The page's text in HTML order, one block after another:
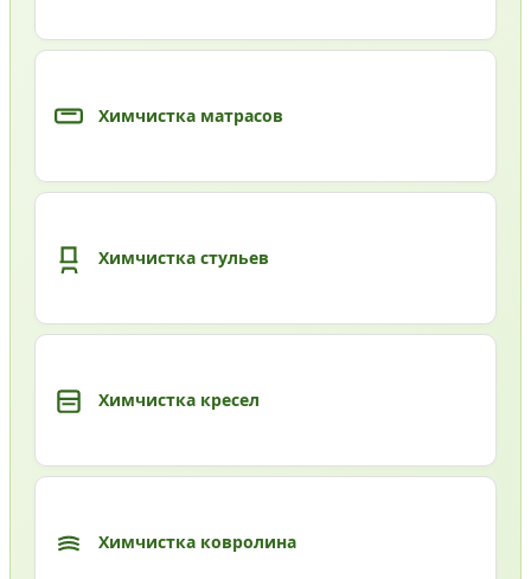
Химчистка матрасов
Химчистка стульев
Химчистка кресел
Химчистка ковролина